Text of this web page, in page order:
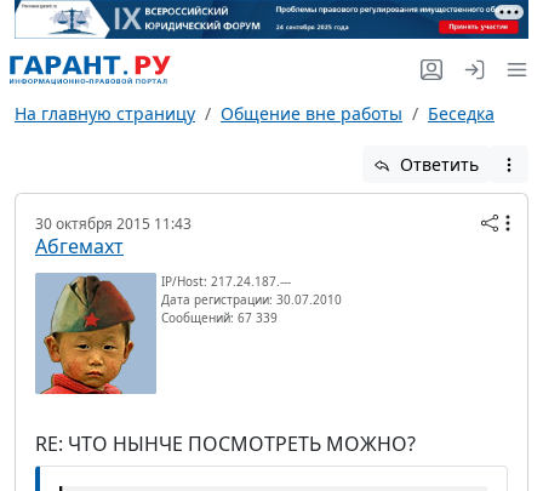
На главную страницу Общение вне работы Беседка
Ответить
30 октября 2015 11:43
Абгемахт
IP/Host: 217.24.187.---
Дата регистрации: 30.07.2010
Сообщений: 67 339
RE: ЧТО НЫНЧЕ ПОСМОТРЕТЬ МОЖНО?